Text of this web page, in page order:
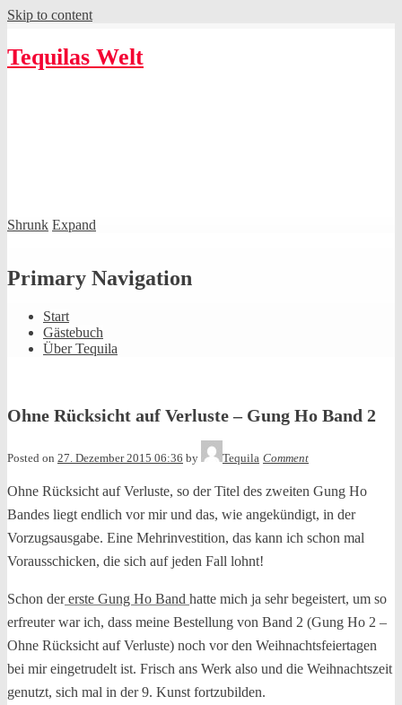
Skip to content
Tequilas Welt
Shrunk Expand
Primary Navigation
Start
Gästebuch
Über Tequila
Ohne Rücksicht auf Verluste – Gung Ho Band 2
Posted on 27. Dezember 2015 06:36 by Tequila Comment
Ohne Rücksicht auf Verluste, so der Titel des zweiten Gung Ho
Bandes liegt endlich vor mir und das, wie angekündigt, in der
Vorzugsausgabe. Eine Mehrinvestition, das kann ich schon mal
Vorausschicken, die sich auf jeden Fall lohnt!
Schon dererste Gung Ho Band hatte mich ja sehr begeistert, um so
erfreuter war ich, dass meine Bestellung von Band 2 (Gung Ho 2 –
Ohne Rücksicht auf Verluste) noch vor den Weihnachtsfeiertagen
bei mir eingetrudelt ist. Frisch ans Werk also und die Weihnachtszeit
genutzt, sich mal in der 9. Kunst fortzubilden.